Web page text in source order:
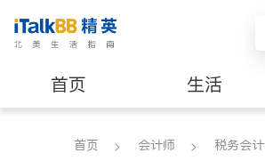
首页 生活
养老 非盈利组织
首页 会计师 税务会计